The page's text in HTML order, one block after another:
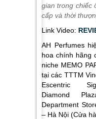
gian trong chiếc
cấp và thời
Link Video:
AH Perfumes
hoa chính hãng
niche MEMO
tại các TTTM
Escentric
Diamond
Department
– Hà Nội (Cửa